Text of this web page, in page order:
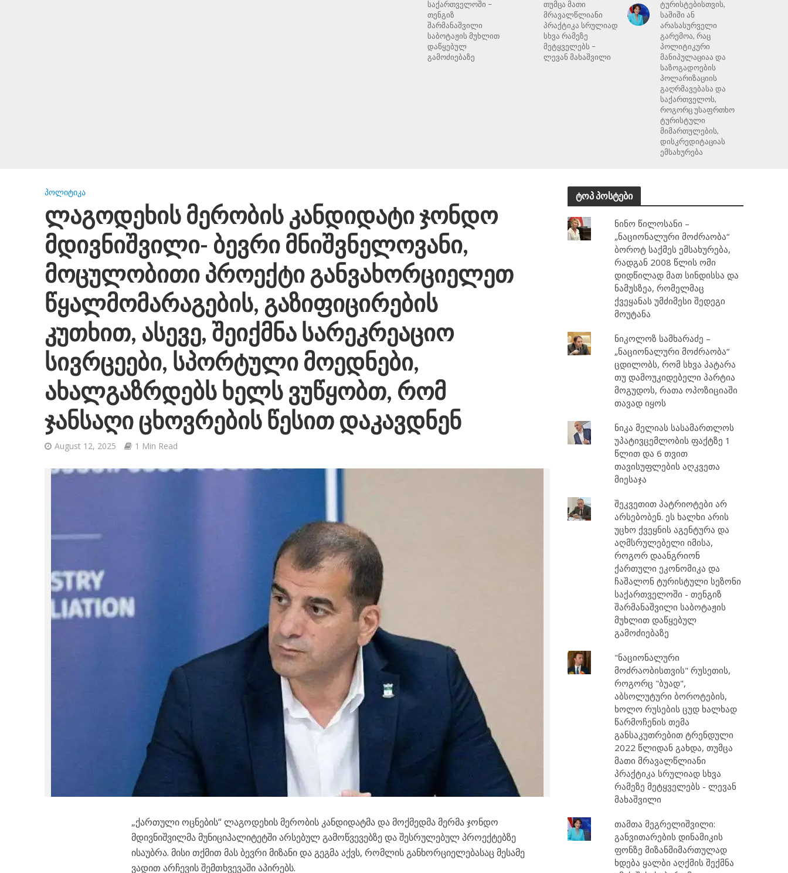
საქართველოში –
თენგიზ
შარმანაშვილი
საბოტაჟის მუხლით
დაწყებულ
გამოძიებაზე
თუმცა მათი
მრავალწლიანი
პრაქტიკა სრულიად
სხვა რამეზე
მეტყველებს –
ლევან მახაშვილი
ტურისტებისთვის,
საშიში ან
არასასურველი
გარემოა, რაც
პოლიტიკური
მანიპულაციაა და
საზოგადოების
პოლარიზაციის
გაღრმავებასა და
საქართველოს,
როგორც უსაფრთხო
ტურისტული
მიმართულების,
დისკრედიტაციას
ემსახურება
ᲞᲝᲚᲘᲢᲘᲙᲐ
ლაგოდეხის მერობის კანდიდატი ჯონდო
მდივნიშვილი- ბევრი მნიშვნელოვანი,
მოცულობითი პროექტი განვახორციელეთ
წყალმომარაგების, გაზიფიცირების
კუთხით, ასევე, შეიქმნა სარეკრეაციო
სივრცეები, სპორტული მოედნები,
ახალგაზრდებს ხელს ვუწყობთ, რომ
ჯანსაღი ცხოვრების წესით დაკავდნენ
August 12, 2025 1 Min Read
„ქართული ოცნების“ ლაგოდეხის მერობის კანდიდატმა და მოქმედმა მერმა ჯონდო
მდივნიშვილმა მუნიციპალიტეტში არსებულ გამოწვევებზე და შესრულებულ პროექტებზე
ისაუბრა. მისი თქმით მას ბევრი მიზანი და გეგმა აქვს, რომლის განხორციელებასაც მესამე
ვადით არჩევის შემთხვევაში აპირებს.
ტოპ პოსტები
ნინო წილოსანი –
„ნაციონალური მოძრაობა“
ბოროტ საქმეს ემსახურება,
რადგან 2008 წლის ომი
დიდწილად მათ სინდისსა და
ნამუსზეა, რომელმაც
ქვეყანას უმძიმესი შედეგი
მოუტანა
ნიკოლოზ სამხარაძე –
„ნაციონალური მოძრაობა“
ცდილობს, რომ სხვა პატარა
თუ დამოუკიდებელი პარტია
მოგუდოს, რათა ოპოზიციაში
თავად იყოს
ნიკა მელიას სასამართლოს
უპატივცემლობის ფაქტზე 1
წლით და 6 თვით
თავისუფლების აღკვეთა
მიესაჯა
შეკვეთით პატრიოტები არ
არსებობენ. ეს ხალხი არის
უცხო ქვეყნის აგენტურა და
აღმსრულებელი იმისა,
როგორ დაანგრიონ
ქართული ეკონომიკა და
ჩაშალონ ტურისტული სეზონი
საქართველოში - თენგიზ
შარმანაშვილი საბოტაჟის
მუხლით დაწყებულ
გამოძიებაზე
"ნაციონალური
მოძრაობისთვის" რუსეთის,
როგორც "ბუად",
აბსოლუტური ბოროტების,
ხოლო რუსების ცუდ ხალხად
წარმოჩენის თემა
განსაკუთრებით ტრენდული
2022 წლიდან გახდა, თუმცა
მათი მრავალწლიანი
პრაქტიკა სრულიად სხვა
რამეზე მეტყველებს - ლევან
მახაშვილი
თამთა მეგრელიშვილი:
განვითარების დინამიკის
ფონზე მიზანმიმართულად
ხდება ყალბი აღქმის შექმნა